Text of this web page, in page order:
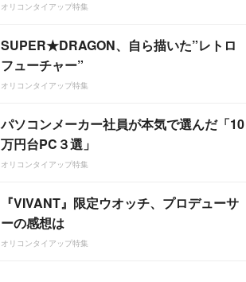
オリコンタイアップ特集
SUPER★DRAGON、自ら描いた”レトロ
フューチャー”
オリコンタイアップ特集
パソコンメーカー社員が本気で選んだ「10
万円台PC３選」
オリコンタイアップ特集
『VIVANT』限定ウオッチ、プロデューサ
ーの感想は
オリコンタイアップ特集